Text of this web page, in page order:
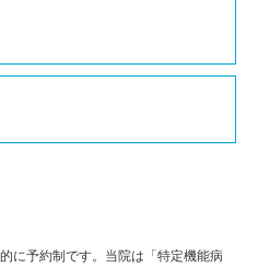
に予約制です。当院は「特定機能病